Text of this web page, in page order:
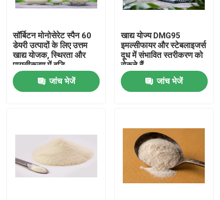
वीआर शो
हमारे बारे में
कारखाना भ्रमण
संपर्क करें
समाचार
सॉर्बिटन मोनोसेरेट स्पैन 60
डेयरी उत्पादों के लिए उत्तम
खाद्य योजक, स्थिरता और
पायसीकरण में वृद्धि
जांच भेजें
खाद्य योज्य DMG95
इमल्सीफायर और स्टेबलाइजर्स
दूध में संभावित स्तरीकरण को
रोकते हैं
जांच भेजें